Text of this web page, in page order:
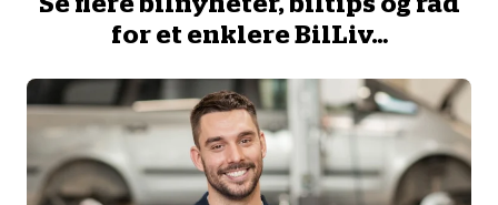
for et enklere BilLiv…